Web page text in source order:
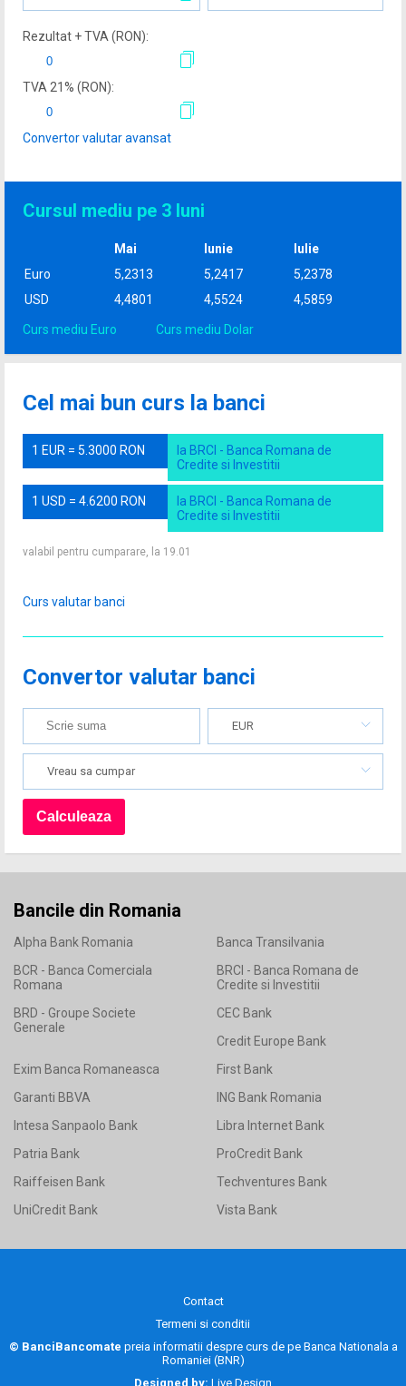
Rezultat + TVA (RON):
TVA 21% (RON):
Convertor valutar avansat
Cursul mediu pe 3 luni
Mai Iunie
Iulie
Euro
5,2313 5,2417
5,2378
USD
4,4801 4,5524 4,5859
Curs mediu Euro Curs mediu Dolar
Cel mai bun curs la banci
1 EUR = 5.3000 RON
la BRCI - Banca Romana de
Credite si Investitii
1 USD = 4.6200 RON
la BRCI - Banca Romana de
Credite si Investitii
valabil pentru cumparare, la 19.01
Curs valutar banci
Convertor valutar banci
EUR
Vreau sa cumpar
Bancile din Romania
Alpha Bank Romania
Banca Transilvania
BCR - Banca Comerciala
Romana
BRCI - Banca Romana de
Credite si Investitii
BRD - Groupe Societe
Generale
CEC Bank
Credit Europe Bank
Exim Banca Romaneasca
First Bank
Garanti BBVA
ING Bank Romania
Intesa Sanpaolo Bank
Libra Internet Bank
Patria Bank
ProCredit Bank
Raiffeisen Bank
Techventures Bank
UniCredit Bank
Vista Bank
Contact
Termeni si conditii
© BanciBancomate preia informatii despre curs de pe Banca Nationala a
Romaniei (BNR)
Designed by: Live Design